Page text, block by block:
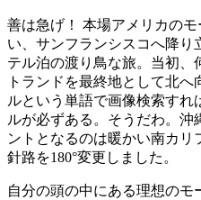
善は急げ！ 本場アメリカの
い、サンフランシスコへ降り
テル泊の渡り鳥な旅。当初、
トランドを最終地として北
ルという単語で画像検索す
ルが必ずある。そうだわ。沖
ントとなるのは暖かい南カ
針路を180°変更しました。
自分の頭の中にある理想の